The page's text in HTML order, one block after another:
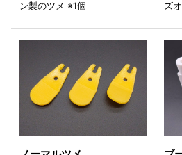
ン製のツメ ※1個
ズ